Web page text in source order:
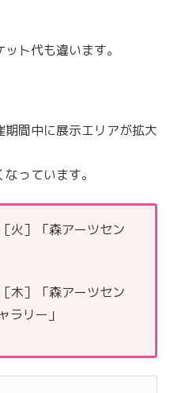
ト代も違います。
間中に展示エリアが拡大
っています。
火］「森アーツセン
木］「森アーツセン
ラリー」